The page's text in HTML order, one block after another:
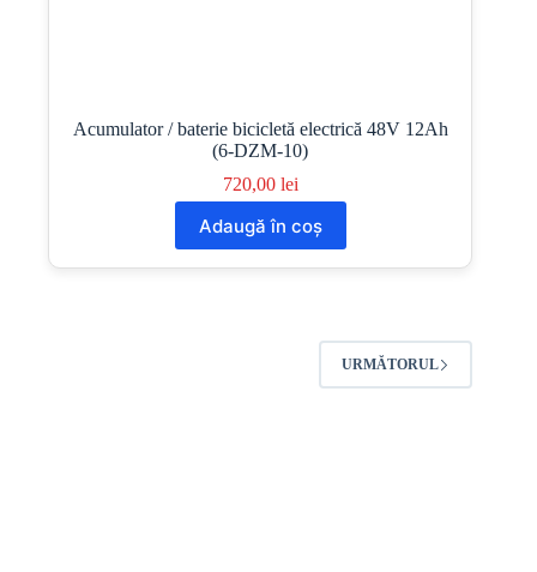
Acumulator / baterie bicicletă electrică 48V 12Ah
(6-DZM-10)
720,00 lei
Adaugă în coș
URMĂTORUL